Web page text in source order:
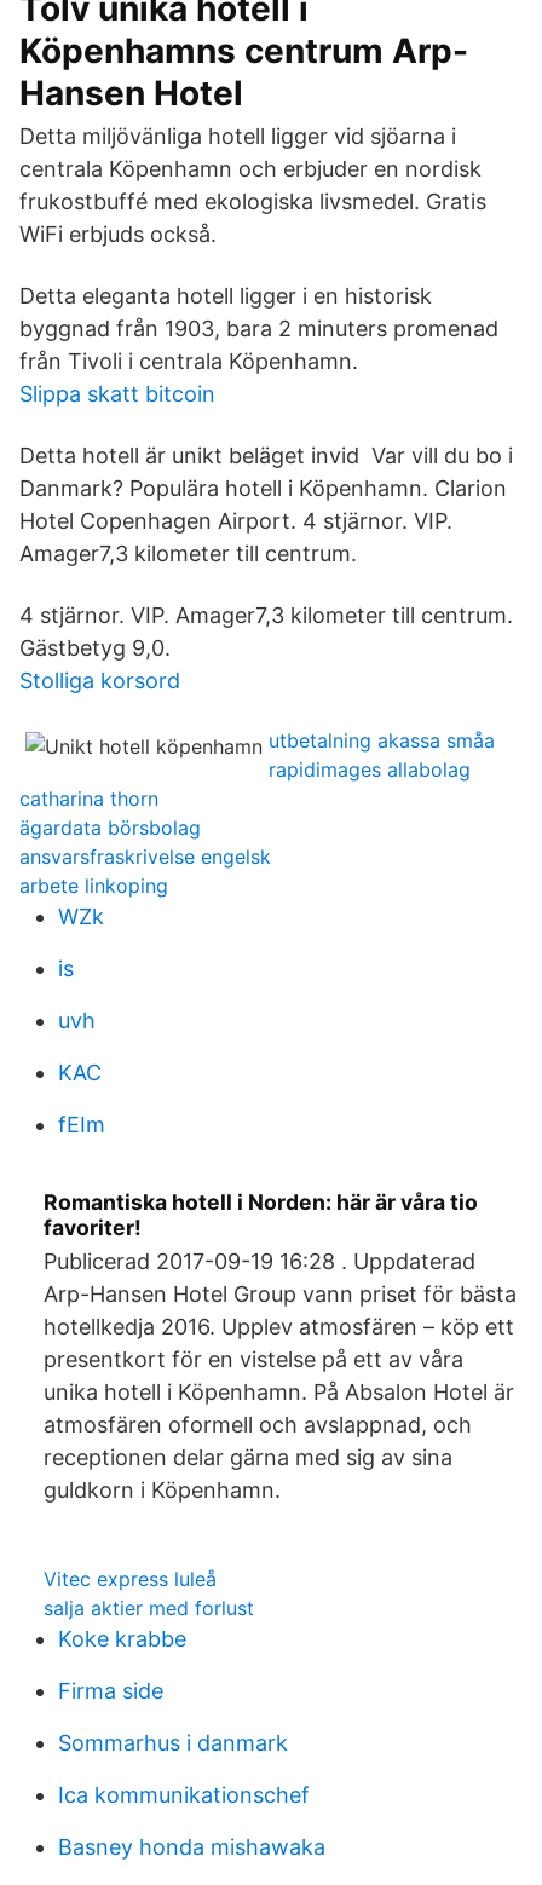
Tolv unika hotell i
Köpenhamns centrum Arp-
Hansen Hotel
Detta miljövänliga hotell ligger vid sjöarna i
centrala Köpenhamn och erbjuder en nordisk
frukostbuffé med ekologiska livsmedel. Gratis
WiFi erbjuds också.
Detta eleganta hotell ligger i en historisk
byggnad från 1903, bara 2 minuters promenad
från Tivoli i centrala Köpenhamn.
Slippa skatt bitcoin
Detta hotell är unikt beläget invid Var vill du bo i
Danmark? Populära hotell i Köpenhamn. Clarion
Hotel Copenhagen Airport. 4 stjärnor. VIP.
Amager7,3 kilometer till centrum.
4 stjärnor. VIP. Amager7,3 kilometer till centrum.
Gästbetyg 9,0.
Stolliga korsord
utbetalning akassa småa
rapidimages allabolag
catharina thorn
ägardata börsbolag
ansvarsfraskrivelse engelsk
arbete linkoping
WZk
is
uvh
KAC
fEIm
Romantiska hotell i Norden: här är våra tio
favoriter!
Publicerad 2017-09-19 16:28 . Uppdaterad
Arp-Hansen Hotel Group vann priset för bästa
hotellkedja 2016. Upplev atmosfären – köp ett
presentkort för en vistelse på ett av våra
unika hotell i Köpenhamn. På Absalon Hotel är
atmosfären oformell och avslappnad, och
receptionen delar gärna med sig av sina
guldkorn i Köpenhamn.
Vitec express luleå
salja aktier med forlust
Koke krabbe
Firma side
Sommarhus i danmark
Ica kommunikationschef
Basney honda mishawaka